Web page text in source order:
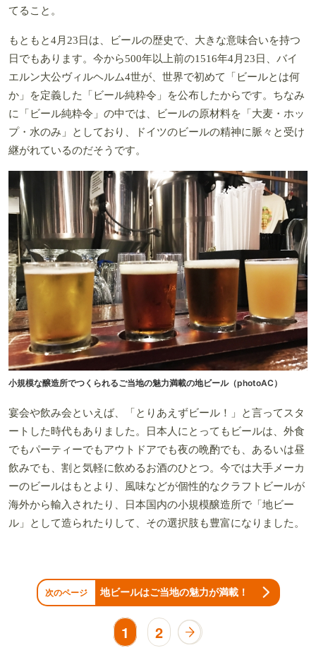
てること。
もともと4月23日は、ビールの歴史で、大きな意味合いを持つ
日でもあります。今から500年以上前の1516年4月23日、バイ
エルン大公ヴィルヘルム4世が、世界で初めて「ビールとは何
か」を定義した「ビール純粋令」を公布したからです。ちなみ
に「ビール純粋令」の中では、ビールの原材料を「大麦・ホッ
プ・水のみ」としており、ドイツのビールの精神に脈々と受け
継がれているのだそうです。
小規模な醸造所でつくられるご当地の魅力満載の地ビール（photoAC）
宴会や飲み会といえば、「とりあえずビール！」と言ってスタ
ートした時代もありました。日本人にとってもビールは、外食
でもパーティーでもアウトドアでも夜の晩酌でも、あるいは昼
飲みでも、割と気軽に飲めるお酒のひとつ。今では大手メーカ
ーのビールはもとより、風味などが個性的なクラフトビールが
海外から輸入されたり、日本国内の小規模醸造所で「地ビー
ル」として造られたりして、その選択肢も豊富になりました。
次のページ 地ビールはご当地の魅力が満載！
1 2